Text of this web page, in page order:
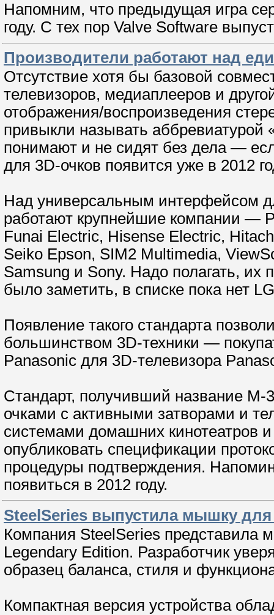
Напомним, что предыдущая игра
году. С тех пор Valve Software
Производители работают над
Отсутствие хотя бы базовой
телевизоров, медиаплееров и
отображения/воспроизведения
привыкли называть аббревиатурой
понимают и не сидят без дела —
для 3D-очков появится уже в 2012
Над универсальным интерфейсом
работают крупнейшие компании —
Funai Electric, Hisense Electric,
Seiko Epson, SIM2 Multimedia,
Samsung и Sony. Надо полагать,
было заметить, в списке пока нет
Появление такого стандарта
большинством 3D-техники —
Panasonic для 3D-телевизора
Стандарт, получивший название M-
очками с активными затворами и
системами домашних кинотеатров
опубликовать спецификации
процедуры подтверждения.
появиться в 2012 году.
SteelSeries выпустила мышку
Компания SteelSeries представила
Legendary Edition. Разработчик
образец баланса, стиля и
Компактная версия устройства